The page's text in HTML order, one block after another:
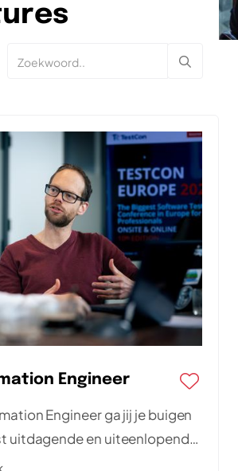
Engineer
Engineer ga jij je buigen
uitdagende en uiteenlopende
en wordt je onderdeel van een